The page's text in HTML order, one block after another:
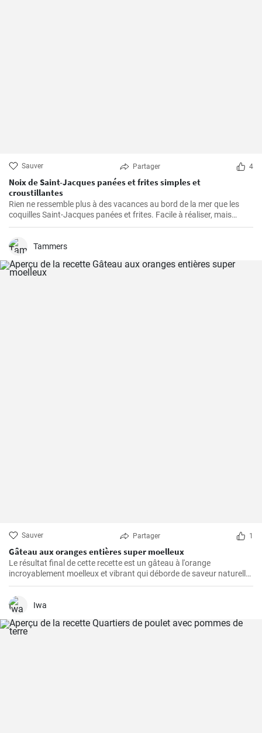
Sauver Partager 4
Noix de Saint-Jacques panées et frites simples et
croustillantes
Rien ne ressemble plus à des vacances au bord de la mer que les
coquilles Saint-Jacques panées et frites. Facile à réaliser, mais
également gastronomique, cette recette permet d'obtenir des
l'extérieur croustillant et à l'intérieur succulent. Elles sont parfaites
une salade ou comme hors-d'œuvre pour lancer un repas de fruits
de mer.
Tammers
Sauver Partager 1
Gâteau aux oranges entières super moelleux
Le résultat final de cette recette est un gâteau à l'orange
incroyablement moelleux et vibrant qui déborde de saveur naturelle
d'agrumes.
Iwa